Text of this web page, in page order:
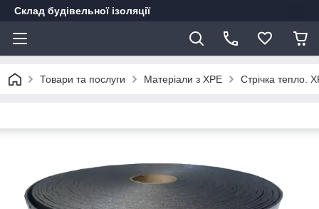
Склад будівельної ізоляції
Товари та послуги Матеріали з ХРЕ Стрічка тепло.